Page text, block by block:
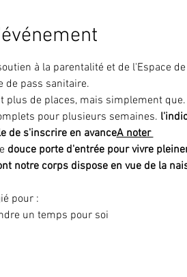
à la parentalité et de l'Espace
de pass sanitaire.
plus de places, mais simplement que
pour plusieurs semaines.
de s'inscrire en avanceA noter
douce porte d'entrée pour vivre
notre corps dispose en vue de la
pour :
un temps pour soi